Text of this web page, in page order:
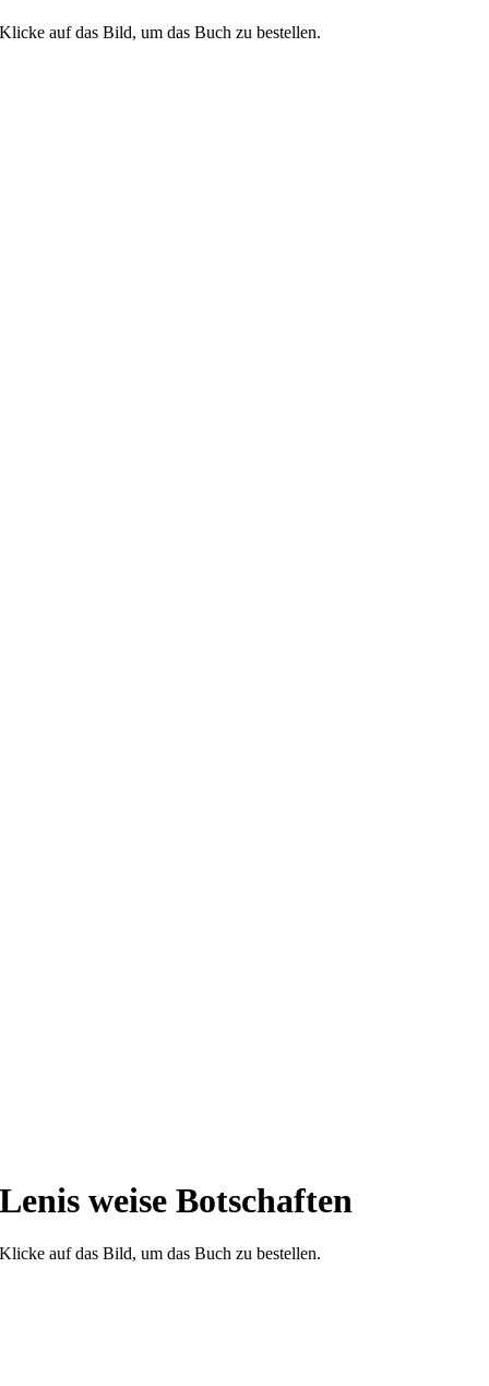
Klicke auf das Bild, um das Buch zu bestellen.
Lenis weise Botschaften
Klicke auf das Bild, um das Buch zu bestellen.